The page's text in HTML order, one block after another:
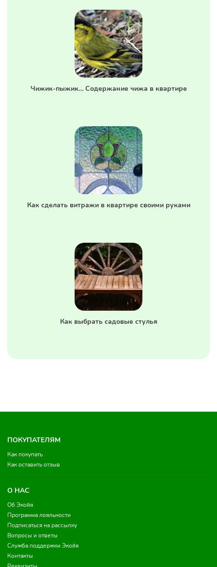
Чижик-пыжик… Содержание чижа в квартире
Как сделать витражи в квартире своими руками
Как выбрать садовые стулья
ПОКУПАТЕЛЯМ
Как покупать
Как оставить отзыв
О НАС
Об Экойя
Программа лояльности
Подписаться на рассылку
Вопросы и ответы
Служба поддержки Экойя
Контакты